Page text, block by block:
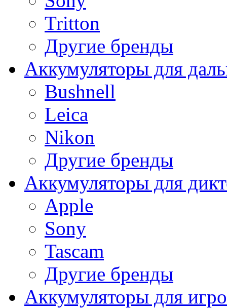
Tritton
Другие бренды
Аккумуляторы для
Bushnell
Leica
Nikon
Другие бренды
Аккумуляторы для
Apple
Sony
Tascam
Другие бренды
Аккумуляторы для